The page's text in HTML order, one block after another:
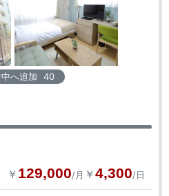
へ追加 40
￥ 129,000/月 ￥4,300/日